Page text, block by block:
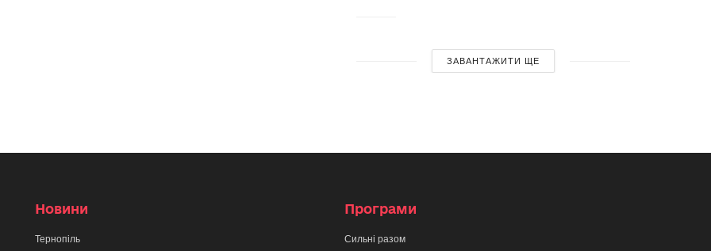
ЗАВАНТАЖИТИ ЩЕ
Новини
Тернопіль
Програми
Сильні разом